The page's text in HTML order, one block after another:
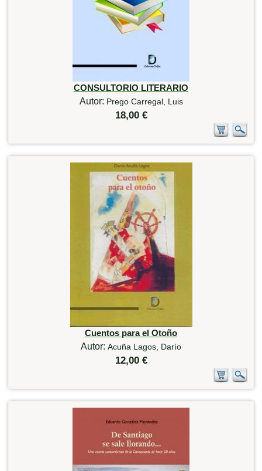
CONSULTORIO LITERARIO
Autor: Prego Carregal, Luis
18,00 €
Cuentos para el Otoño
Autor: Acuña Lagos, Darío
12,00 €